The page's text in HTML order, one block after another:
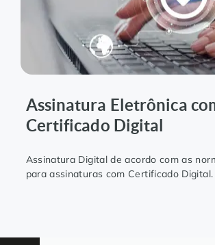
Assinatura Eletrônica
Certificado Digital
Assinatura Digital de acordo com as
para assinaturas com Certificado Digital.